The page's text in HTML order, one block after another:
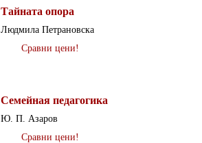
Тайната опора
Людмила Петрановска
Сравни цени!
Семейная педагогика
Ю. П. Азаров
Сравни цени!